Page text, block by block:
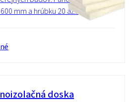
mm a hrúbku 20 až...
doska